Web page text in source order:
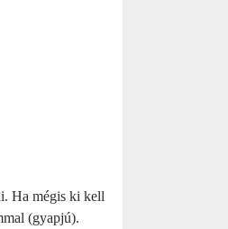
Ha mégis ki kell
(gyapjú).